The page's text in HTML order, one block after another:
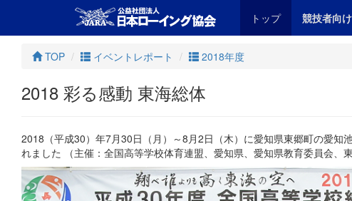
トップ 競技者向
TOP イベントレポート 2018年度
2018 彩る感動 東海総体
2018（平成30）年7月30日（月）～8月2日（木）に愛知県東郷町の愛
れました （主催：全国高等学校体育連盟、愛知県、愛知県教育委員会、